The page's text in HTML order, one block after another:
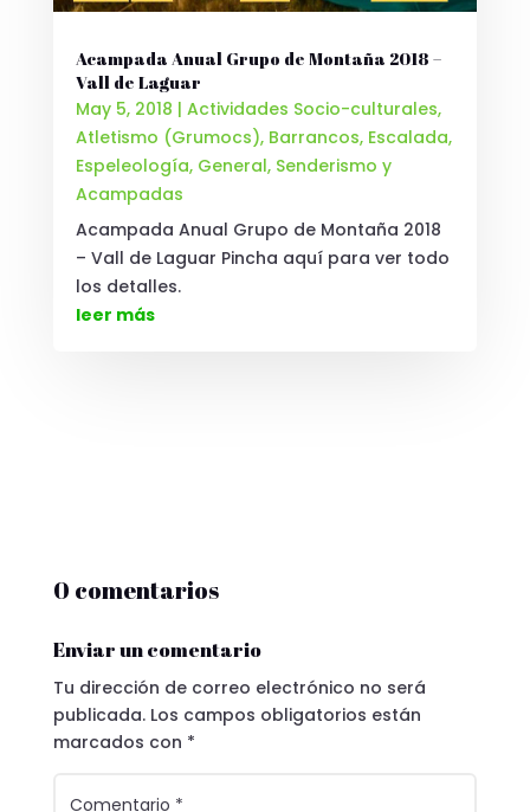
Acampada Anual Grupo de Montaña 2018 –
Vall de Laguar
May 5, 2018 | Actividades Socio-culturales,
Atletismo (Grumocs), Barrancos, Escalada,
Espeleología, General, Senderismo y
Acampadas
Acampada Anual Grupo de Montaña 2018
– Vall de Laguar Pincha aquí para ver todo
los detalles.
leer más
0 comentarios
Enviar un comentario
Tu dirección de correo electrónico no será
publicada. Los campos obligatorios están
marcados con *